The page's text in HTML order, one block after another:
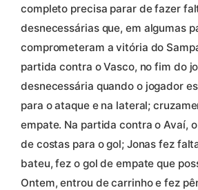
completo precisa parar de fazer
desnecessárias que, em algumas
comprometeram a vitória do
partida contra o Vasco, no fim do
desnecessária quando o jogador
para o ataque e na lateral;
empate. Na partida contra o Avaí,
de costas para o gol; Jonas fez
bateu, fez o gol de empate que
Ontem, entrou de carrinho e fez